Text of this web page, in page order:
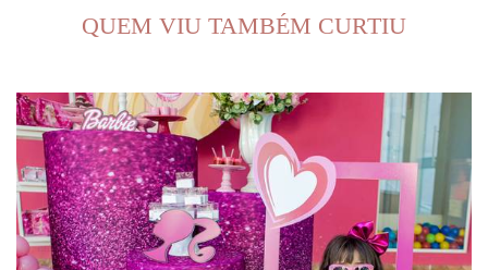
QUEM VIU TAMBÉM CURTIU